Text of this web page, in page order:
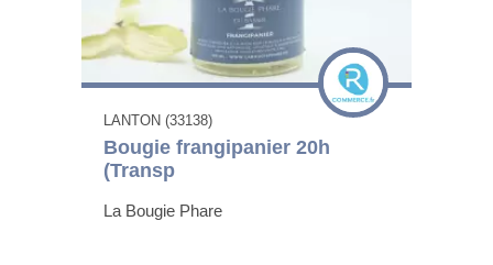
LANTON (33138)
Bougie frangipanier 20h
(Transp
La Bougie Phare